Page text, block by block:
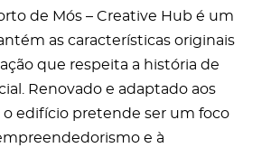
de Mós – Creative Hub é um
as características originais
que respeita a história de
Renovado e adaptado aos
o edifício pretende ser um foco
e à